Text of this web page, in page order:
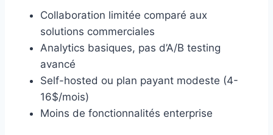
Collaboration limitée comparé aux
solutions commerciales
Analytics basiques, pas d’A/B testing
avancé
Self-hosted ou plan payant modeste (4-
16$/mois)
Moins de fonctionnalités enterprise